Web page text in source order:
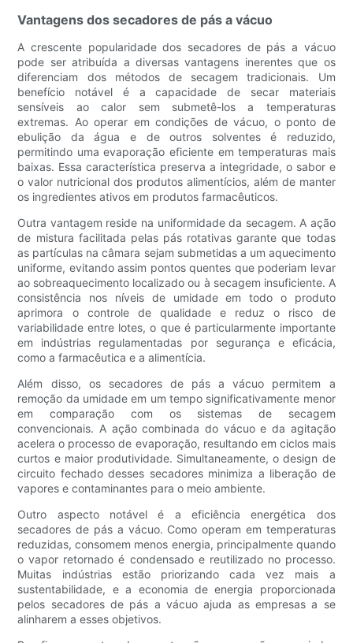
Vantagens dos secadores de pás a vácuo
A crescente popularidade dos secadores de pás a vácuo
pode ser atribuída a diversas vantagens inerentes que os
diferenciam dos métodos de secagem tradicionais. Um
benefício notável é a capacidade de secar materiais
sensíveis ao calor sem submetê-los a temperaturas
extremas. Ao operar em condições de vácuo, o ponto de
ebulição da água e de outros solventes é reduzido,
permitindo uma evaporação eficiente em temperaturas mais
baixas. Essa característica preserva a integridade, o sabor e
o valor nutricional dos produtos alimentícios, além de manter
os ingredientes ativos em produtos farmacêuticos.
Outra vantagem reside na uniformidade da secagem. A ação
de mistura facilitada pelas pás rotativas garante que todas
as partículas na câmara sejam submetidas a um aquecimento
uniforme, evitando assim pontos quentes que poderiam levar
ao sobreaquecimento localizado ou à secagem insuficiente. A
consistência nos níveis de umidade em todo o produto
aprimora o controle de qualidade e reduz o risco de
variabilidade entre lotes, o que é particularmente importante
em indústrias regulamentadas por segurança e eficácia,
como a farmacêutica e a alimentícia.
Além disso, os secadores de pás a vácuo permitem a
remoção da umidade em um tempo significativamente menor
em comparação com os sistemas de secagem
convencionais. A ação combinada do vácuo e da agitação
acelera o processo de evaporação, resultando em ciclos mais
curtos e maior produtividade. Simultaneamente, o design de
circuito fechado desses secadores minimiza a liberação de
vapores e contaminantes para o meio ambiente.
Outro aspecto notável é a eficiência energética dos
secadores de pás a vácuo. Como operam em temperaturas
reduzidas, consomem menos energia, principalmente quando
o vapor retornado é condensado e reutilizado no processo.
Muitas indústrias estão priorizando cada vez mais a
sustentabilidade, e a economia de energia proporcionada
pelos secadores de pás a vácuo ajuda as empresas a se
alinharem a esses objetivos.